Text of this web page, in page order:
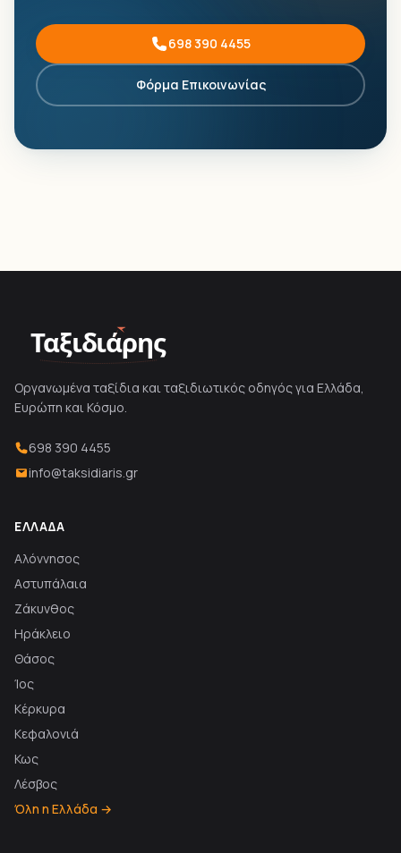
698 390 4455
Φόρμα Επικοινωνίας
Ταξιδιάρης
Οργανωμένα ταξίδια και ταξιδιωτικός οδηγός για Ελλάδα,
Ευρώπη και Κόσμο.
698 390 4455
info@taksidiaris.gr
ΕΛΛΆΔΑ
Αλόννησος
Αστυπάλαια
Ζάκυνθος
Ηράκλειο
Θάσος
Ίος
Κέρκυρα
Κεφαλονιά
Κως
Λέσβος
Όλη η Ελλάδα →